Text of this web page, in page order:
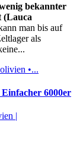
bekannter
(Lauca
man bis auf
als
•...
6000er